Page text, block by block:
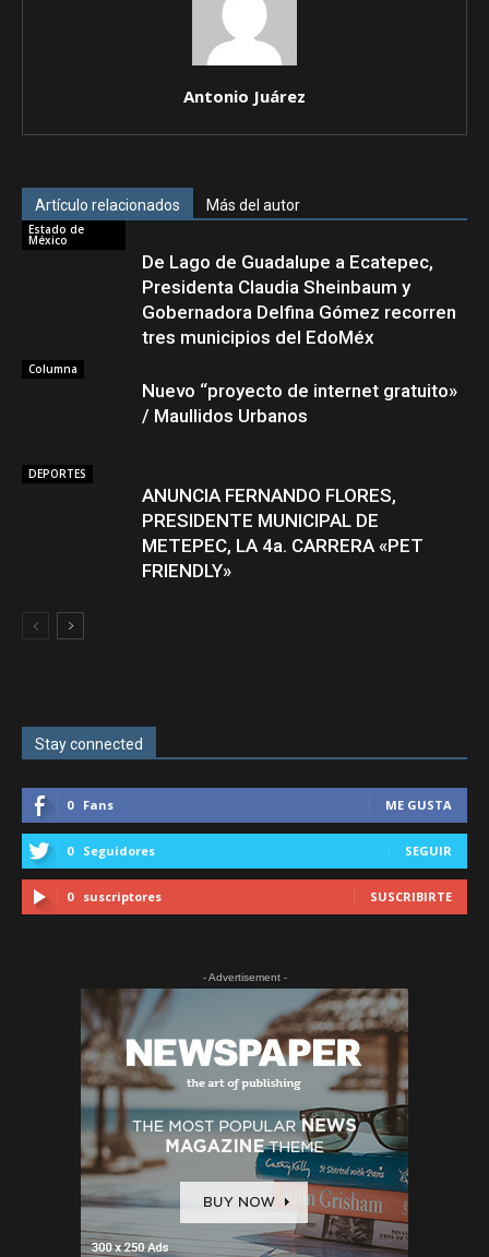
Antonio Juárez
Artículo relacionados Más del autor
Estado de
México
De Lago de Guadalupe a Ecatepec,
Presidenta Claudia Sheinbaum y
Gobernadora Delfina Gómez recorren
tres municipios del EdoMéx
Columna
Nuevo “proyecto de internet gratuito»
/ Maullidos Urbanos
DEPORTES
ANUNCIA FERNANDO FLORES,
PRESIDENTE MUNICIPAL DE
METEPEC, LA 4a. CARRERA «PET
FRIENDLY»
Stay connected
0 Fans ME GUSTA
0 Seguidores SEGUIR
0 suscriptores SUSCRIBIRTE
- Advertisement -